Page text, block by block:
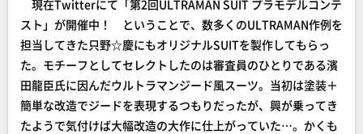
現在Twitterにて「第2回ULTRAMAN SUIT プラモデルコンテ
スト」が開催中！ ということで、数多くのULTRAMAN作例を
担当してきた只野☆慶にもオリジナルSUITを製作してもらっ
た。モチーフとしてセレクトしたのは審査員のひとりである濱
田龍臣氏に因んだウルトラマンジード風スーツ。当初は塗装＋
簡単な改造でジードを表現するつもりだったが、興が乗ってき
たようで気付けば大幅改造の大作に仕上がっていた…。かくも